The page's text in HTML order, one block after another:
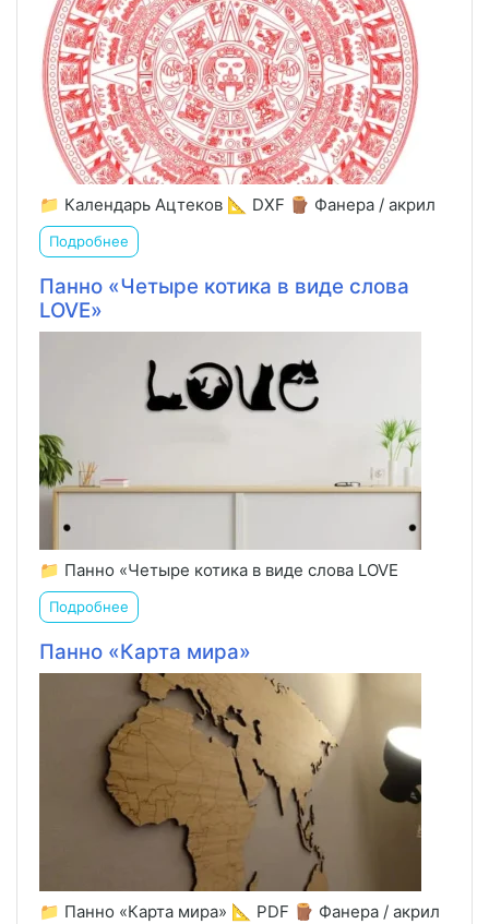
📁 Календарь Ацтеков 📐 DXF 🪵 Фанера / акрил
Подробнее
Панно «Четыре котика в виде слова
LOVE»
📁 Панно «Четыре котика в виде слова LOVE
Подробнее
Панно «Карта мира»
📁 Панно «Карта мира» 📐 PDF 🪵 Фанера / акрил